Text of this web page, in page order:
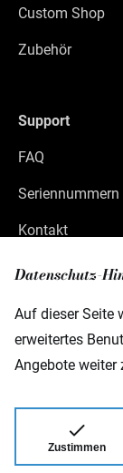
Datenschutz-
Auf dieser Seite
erweitertes
Angebote weiter
Zustimmen
Custom Shop
Zubehör
Support
FAQ
Seriennummern
Kontakt
Gewerbepark 46
D-08258
© 2026 Warwick
KG.